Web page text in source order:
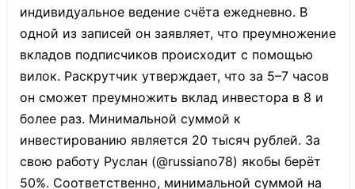
индивидуальное ведение счёта ежедневно. В
одной из записей он заявляет, что преумножение
вкладов подписчиков происходит с помощью
вилок. Раскрутчик утверждает, что за 5–7 часов
он сможет преумножить вклад инвестора в 8 и
более раз. Минимальной суммой к
инвестированию является 20 тысяч рублей. За
свою работу Руслан (@russiano78) якобы берёт
50%. Соответственно, минимальной суммой на